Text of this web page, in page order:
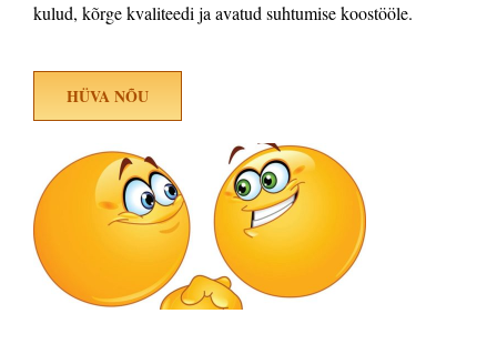
kulud, kõrge kvaliteedi ja avatud suhtumise koostööle.
HÜVA NÕU